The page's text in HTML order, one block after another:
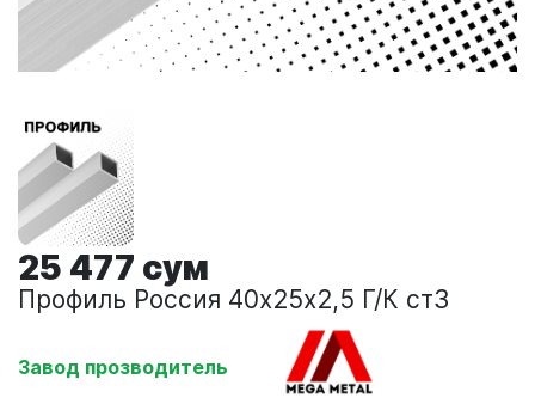
25 477 сум
Профиль Россия 40х25х2,5 Г/К ст3
Завод прозводитель